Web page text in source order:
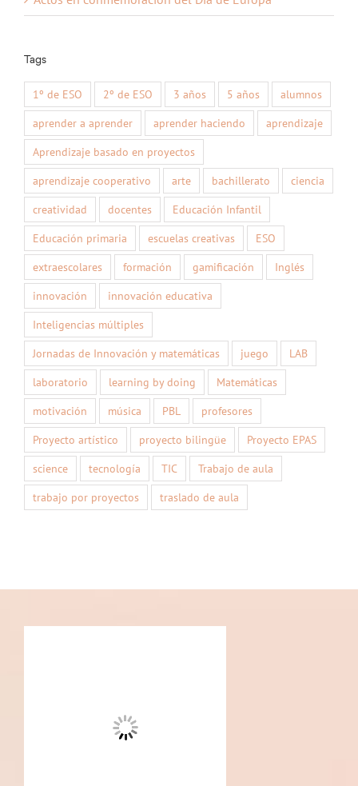
Tags
1º de ESO 2º de ESO 3 años 5 años
alumnos
aprender a aprender
aprender haciendo
aprendizaje
Aprendizaje basado en proyectos
aprendizaje cooperativo
arte bachillerato
ciencia
creatividad
docentes
Educación Infantil
Educación primaria
escuelas creativas
ESO
extraescolares
formación gamificación
Inglés
innovación
innovación educativa
Inteligencias múltiples
Jornadas de Innovación y matemáticas
juego
LAB
laboratorio
learning by doing
Matemáticas
motivación
música PBL
profesores
Proyecto artístico
proyecto bilingüe
Proyecto EPAS
science
tecnología TIC
Trabajo de aula
trabajo por proyectos
traslado de aula